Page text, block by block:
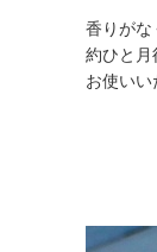
香りがな
約ひと月
お使いい